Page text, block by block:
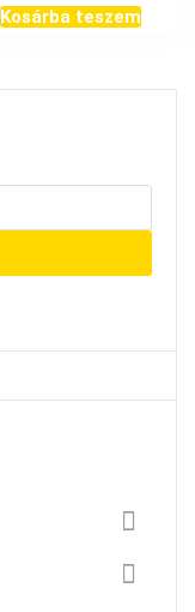
Kosárba teszem